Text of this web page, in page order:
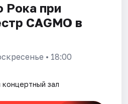
Рока при
CAGMO в
• 18:00
концертный зал